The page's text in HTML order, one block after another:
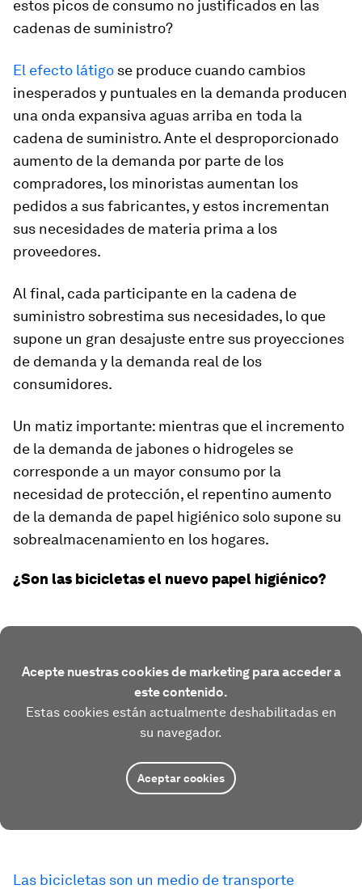
estos picos de consumo no justificados en las
cadenas de suministro?
El efecto látigo se produce cuando cambios
inesperados y puntuales en la demanda producen
una onda expansiva aguas arriba en toda la
cadena de suministro. Ante el desproporcionado
aumento de la demanda por parte de los
compradores, los minoristas aumentan los
pedidos a sus fabricantes, y estos incrementan
sus necesidades de materia prima a los
proveedores.
Al final, cada participante en la cadena de
suministro sobrestima sus necesidades, lo que
supone un gran desajuste entre sus proyecciones
de demanda y la demanda real de los
consumidores.
Un matiz importante: mientras que el incremento
de la demanda de jabones o hidrogeles se
corresponde a un mayor consumo por la
necesidad de protección, el repentino aumento
de la demanda de papel higiénico solo supone su
sobrealmacenamiento en los hogares.
¿Son las bicicletas el nuevo papel higiénico?
Acepte nuestras cookies de marketing para acceder a
este contenido.
Estas cookies están actualmente deshabilitadas en
su navegador.
Aceptar cookies
Las bicicletas son un medio de transporte